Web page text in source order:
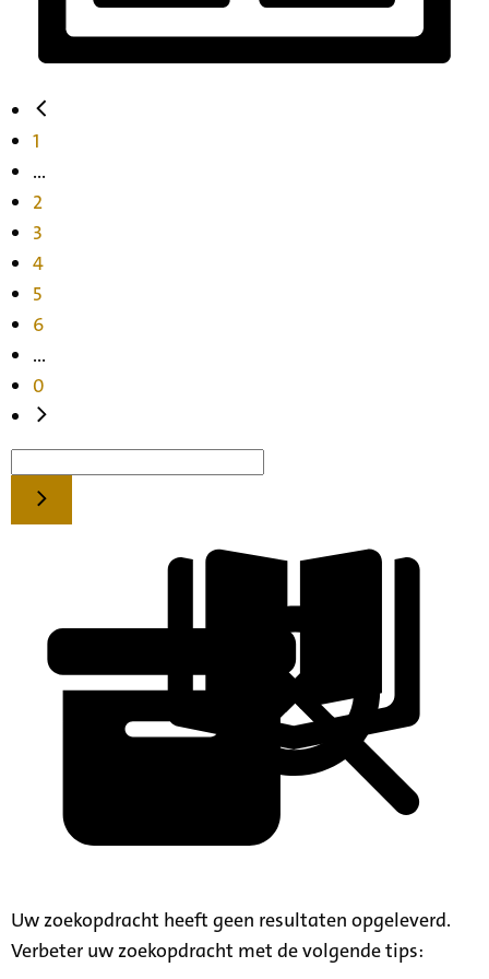
1
...
2
3
4
5
6
...
0
Uw zoekopdracht heeft geen resultaten opgeleverd.
Verbeter uw zoekopdracht met de volgende tips: